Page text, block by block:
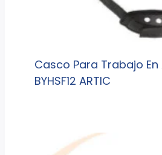
Casco Para Trabajo En
BYHSF12 ARTIC